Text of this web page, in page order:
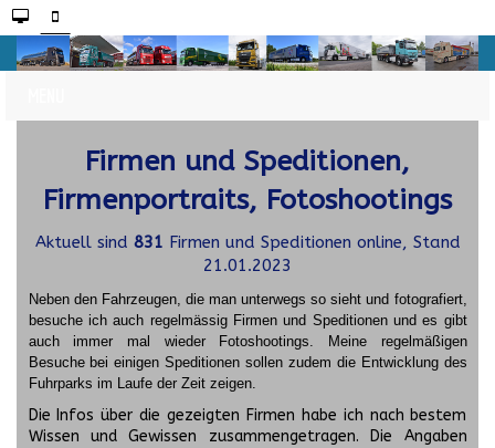
Firmen und Speditionen,
Firmenportraits, Fotoshootings
Aktuell sind 831 Firmen und Speditionen online, Stand
21.01.2023
Neben den Fahrzeugen, die man unterwegs so sieht und fotografiert,
besuche ich auch regelmässig Firmen und Speditionen und es gibt
auch immer mal wieder Fotoshootings.
Meine regelmäßigen
Besuche bei einigen Speditionen sollen zudem die Entwicklung des
Fuhrparks im Laufe der Zeit zeigen.
Die Infos über die gezeigten Firmen habe ich nach bestem
Wissen und Gewissen zusammengetragen. Die Angaben